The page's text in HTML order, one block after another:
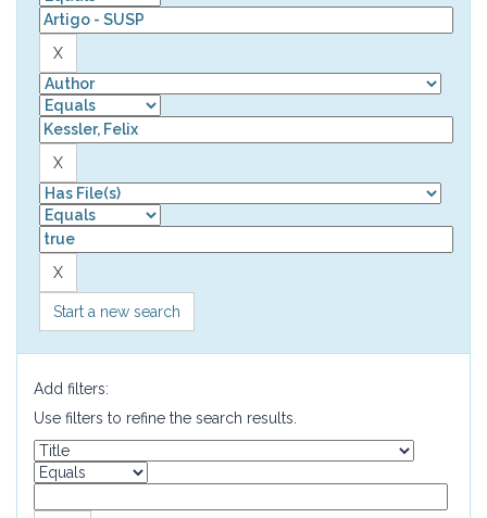
Start a new search
Add filters:
Use filters to refine the search results.